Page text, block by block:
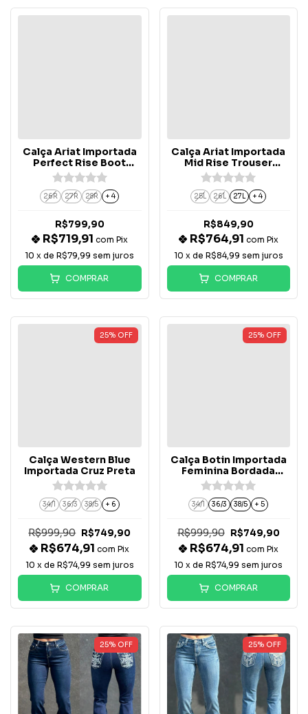
Calça Ariat Importada
Perfect Rise Boot
Adalynne - 10065885
26R 27R 28R + 4
R$799,90
R$719,91 com Pix
10 x deR$79,99 sem juros
COMPRAR
Calça Ariat Importada
Mid Rise Trouser
Entwined Jean -
10025302
25L 26L 27L + 4
R$849,90
R$764,91 com Pix
10 x de R$84,99 sem juros
COMPRAR
25% OFF
Calça Western Blue
Importada Cruz Preta
34/1 36/3 38/5 + 6
R$999,90 R$749,90
R$674,91com Pix
10 x de R$74,99 sem juros
COMPRAR
25% OFF
Calça Botin Importada
Feminina Bordada
Black - BT063-PB
34/1 36/3 38/5 + 5
R$999,90 R$749,90
R$674,91 com Pix
10 x deR$74,99 sem juros
COMPRAR
25% OFF 25% OFF